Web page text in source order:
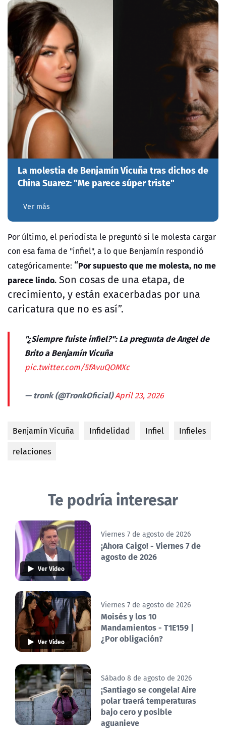
La molestia de Benjamín Vicuña tras dichos de
China Suarez: "Me parece súper triste"
Ver más
Por último, el periodista le preguntó si le molesta cargar
con esa fama de "infiel", a lo que Benjamín respondió
categóricamente: “Por supuesto que me molesta, no me
parece lindo. Son cosas de una etapa, de
crecimiento, y están exacerbadas por una
caricatura que no es así”.
"¿Siempre fuiste infiel?": La pregunta de Angel de
Brito a Benjamín Vicuña
pic.twitter.com/5fAvuQOMXc
— tronk (@TronkOficial)April 23, 2026
Benjamín Vicuña Infidelidad Infiel
Infieles
relaciones
Te podría interesar
Ver Video
Viernes 7 de agosto de 2026
¡Ahora Caigo! - Viernes 7 de
agosto de 2026
Ver Video
Viernes 7 de agosto de 2026
Moisés y los 10
Mandamientos - T1E159 |
¿Por obligación?
Sábado 8 de agosto de 2026
¡Santiago se congela! Aire
polar traerá temperaturas
bajo cero y posible
aguanieve